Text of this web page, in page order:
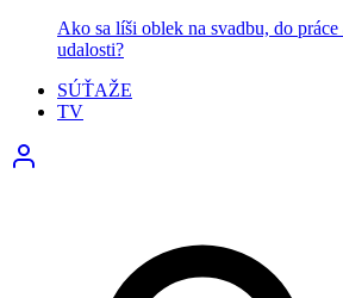
Ako sa líši oblek na svadbu, do práce
udalosti?
SÚŤAŽE
TV